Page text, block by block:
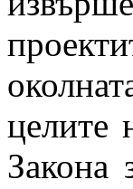
целите
Закона